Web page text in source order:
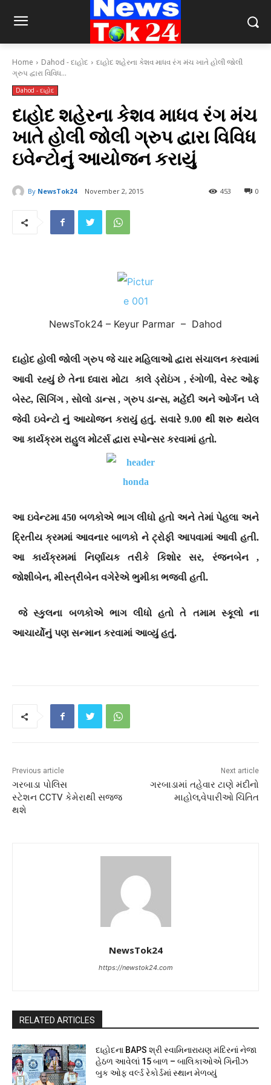
Home Dahod - દાહોદ
દાહોદ શહેરના કેશવ માધવ રંગ મંચ ખાતે હોલી જોલી
ગ્રુપ દ્વારા વિવિધ...
Dahod - દાહોદ
દાહોદ શહેરના કેશવ માધવ રંગ મંચ
ખાતે હોલી જોલી ગ્રુપ દ્વારા વિવિધ
ઇવેન્ટોનું આયોજન કરાયું
By NewsTok24 November 2, 2015 0
453
NewsTok24 – Keyur Parmar – Dahod
દાહોદ હોલી જોલી ગ્રુપ જે ચાર મહિલાઓ દ્વારા સંચાલન કરવામાં
આવી રહ્યું છે તેના ધ્વારા મોટા કાલે ડ્રોઇંગ , રંગોળી, વેસ્ટ ઓફ
બેસ્ટ, સિંગિંગ , સોલો ડાન્સ , ગ્રુપ ડાન્સ, મહેંદી અને ઓર્ગન પ્લે
જેવી ઇવેન્ટો નું આયોજન કરાયું હતું. સવારે 9.00 થી શરુ થયેલ
આ કાર્યક્રમ રાહુલ મોટર્સ દ્વારા સ્પોન્સર કરવામાં હતો.
આ ઇવેન્ટમા 450 બળકોએ ભાગ લીધો હતો અને તેમાં પેહલા અને
દ્રિતીય ક્રમમાં આવનાર બાળકો ને ટ્રોફી આપવામાં આવી હતી.
આ કાર્યક્રમમાં નિર્ણાયક તરીકે કિશોર સર, રંજનબેન ,
જોશીબેન, મીસ્ત્રીબેન વગેરેએ ભુમીકા ભજવી હતી.
જે સ્કુલના બળકોએ ભાગ લીધો હતો તે તમામ સ્કૂલો ના
આચાર્યોનું પણ સન્માન કરવામાં આવ્યું હતું.
Previous article
ગરબાડા પોલિસ
સ્ટેશન CCTV કેમેરાથી સજ્જ
થશે
Next article
ગરબાડામાં તહેવાર ટાણે મંદીનો
માહોલ,વેપારીઓ ચિંતિત
NewsTok24
https://newstok24.com
RELATED ARTICLES
દાહોદના BAPS શ્રી સ્વામિનારાયણ મંદિરનાં નેજા
હેઠળ આવેલાં 15 બાળ – બાલિકાઓએ ગિનીઝ
બુક ઓફ વર્લ્ડ રેકોર્ડમાં સ્થાન મેળવ્યું